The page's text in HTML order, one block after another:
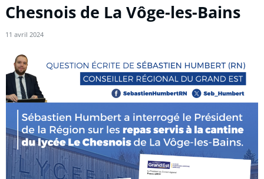
Chesnois de La Vôge-les-Bains
11 avril 2024